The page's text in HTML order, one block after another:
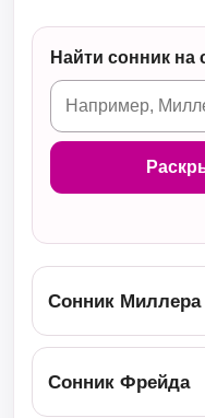
Найти сонник на
Сонник Миллера
Сонник Фрейда